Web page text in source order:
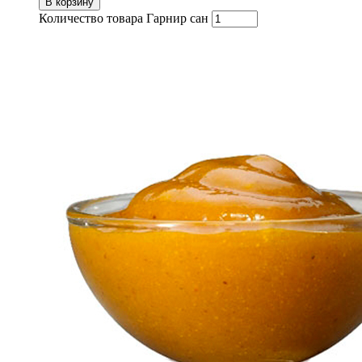
Количество товара Гарнир сан